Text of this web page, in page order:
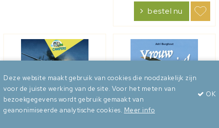
ligt vlakbij de grens met
Nederland op korte
afstand van Maastricht.
Het driet...
bestel nu
Deze website maakt gebruik van cookies die noodzakelijk zijn
voor de juiste werking van de site. Voor het meten van
bezoekgegevens wordt gebruik gemaakt van
geanonimiseerde analytische cookies. Meer info
OK